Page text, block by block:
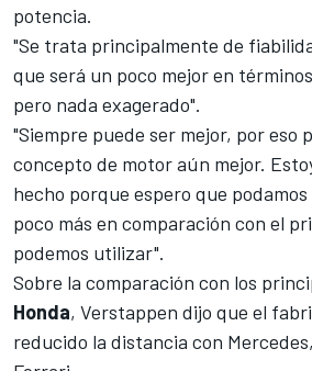
potencia.
"Se trata principalmente de
que será un poco mejor en
pero nada exagerado".
"Siempre puede ser mejor, por eso
concepto de motor aún mejor.
hecho porque espero que
poco más en comparación con el
podemos utilizar".
Sobre la comparación con los
Honda, Verstappen dijo que el
reducido la distancia con Mercedes